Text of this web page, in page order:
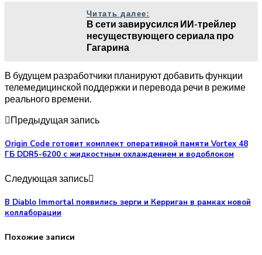
Читать далее:
В сети завирусился ИИ-трейлер
несуществующего сериала про
Гагарина
В будущем разработчики планируют добавить функции
телемедицинской поддержки и перевода речи в режиме
реального времени.
Предыдущая запись
Origin Code готовит комплект оперативной памяти Vortex 48
ГБ DDR5-6200 с жидкостным охлаждением и водоблоком
Следующая запись
В Diablo Immortal появились зерги и Керриган в рамках новой
коллаборации
Похожие записи